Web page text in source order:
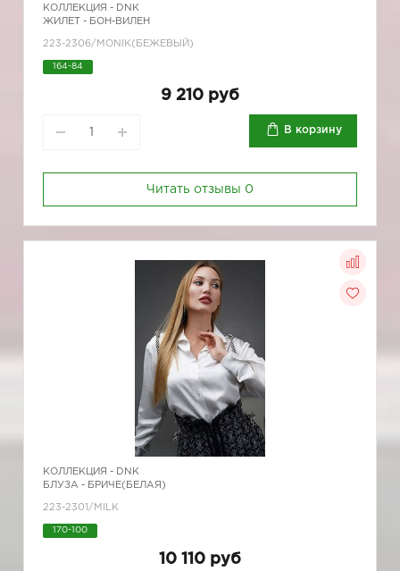
КОЛЛЕКЦИЯ - DNK
ЖИЛЕТ - БОН-ВИЛЕН
223-2306/MONIK(БЕЖЕВЫЙ)
164-84
9 210 руб
В корзину
Читать отзывы 0
КОЛЛЕКЦИЯ - DNK
БЛУЗА - БРИЧЕ(БЕЛАЯ)
223-2301/MILK
170-100
10 110 руб